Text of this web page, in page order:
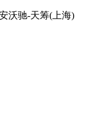
沃驰-天筹(上海)